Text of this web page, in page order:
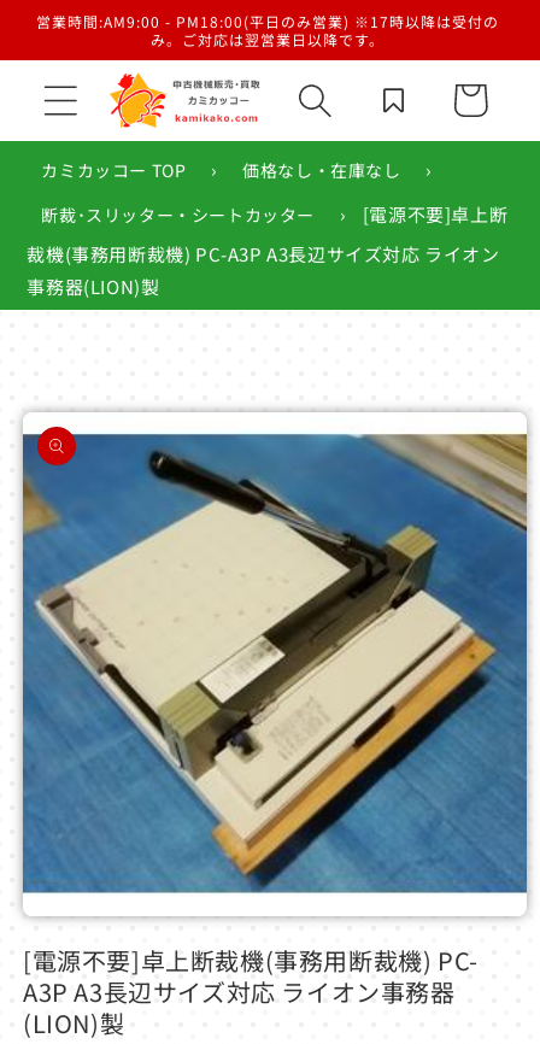
ンツに
営業時間:AM9:00 - PM18:00(平日のみ営業) ※17時以降は受付の
み。ご対応は翌営業日以降です。
カ
ー
カミカッコー TOP
› 価格なし・在庫なし ›
断裁･スリッター・シートカッター ›
[電源不要]卓上断
裁機(事務用断裁機) PC-A3P A3長辺サイズ対応 ライオン
事務器(LION)製
商品情
報にス
キップ
モ
ー
ダ
ル
で
メ
[電源不要]卓上断裁機(事務用断裁機) PC-
A3P A3長辺サイズ対応 ライオン事務器
(LION)製